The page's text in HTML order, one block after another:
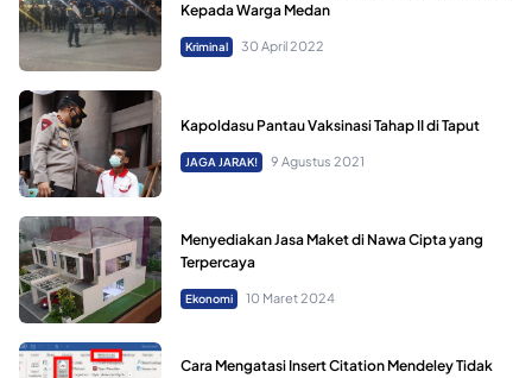
Kepada Warga Medan
Kriminal 30 April 2022
Kapoldasu Pantau Vaksinasi Tahap II di Taput
JAGA JARAK! 9 Agustus 2021
Menyediakan Jasa Maket di Nawa Cipta yang
Terpercaya
Ekonomi 10 Maret 2024
Cara Mengatasi Insert Citation Mendeley Tidak